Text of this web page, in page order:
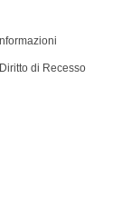
Diritto di Recesso